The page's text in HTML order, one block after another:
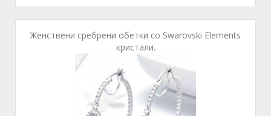
Женствени сребрени обетки со Swarovski Elements
кристали.